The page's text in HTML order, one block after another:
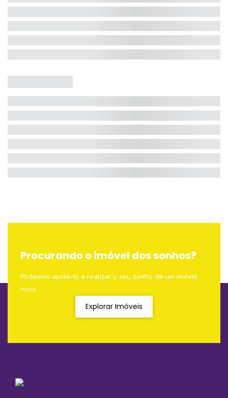
Procurando o imóvel dos sonhos?
Podemos ajudá-lo a realizar o seu sonho de um imóvel
novo
Explorar Imóveis